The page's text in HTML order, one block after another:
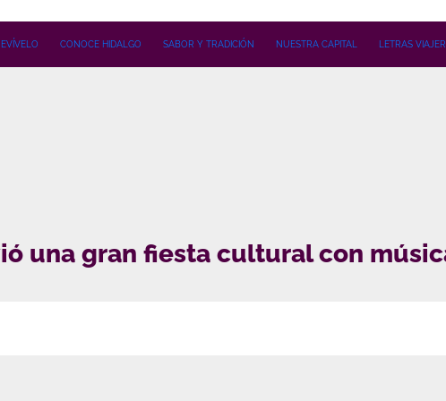
CONOCE HIDALGO SABOR Y TRADICIÓN NUESTRA CAPITAL LETRAS
una gran fiesta cultural con